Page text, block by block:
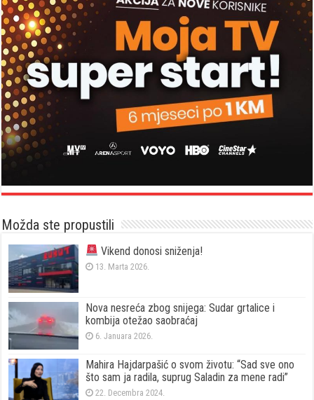
Možda ste propustili
Vikend donosi sniženja!
13. Marta 2026.
Nova nesreća zbog snijega: Sudar grtalice i
kombija otežao saobraćaj
6. Januara 2026.
Mahira Hajdarpašić o svom životu: “Sad sve ono
što sam ja radila, suprug Saladin za mene radi”
22. Decembra 2024.